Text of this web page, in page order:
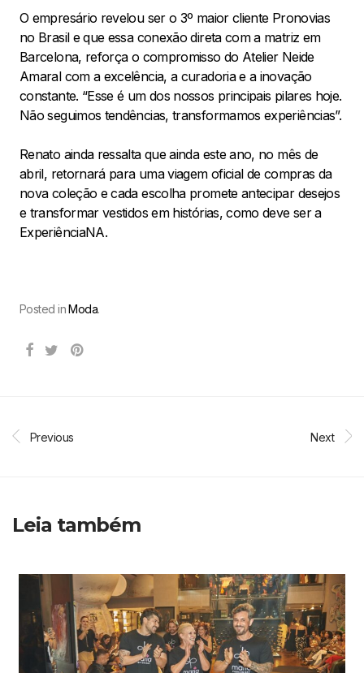
O empresário revelou ser o 3º maior cliente Pronovias
no Brasil e que essa conexão direta com a matriz em
Barcelona, reforça o compromisso do Atelier Neide
Amaral com a excelência, a curadoria e a inovação
constante. “Esse é um dos nossos principais pilares hoje.
Não seguimos tendências, transformamos experiências”.
Renato ainda ressalta que ainda este ano, no mês de
abril, retornará para uma viagem oficial de compras da
nova coleção e cada escolha promete antecipar desejos
e transformar vestidos em histórias, como deve ser a
ExperiênciaNA.
Posted inModa.
Previous Next
Leia também